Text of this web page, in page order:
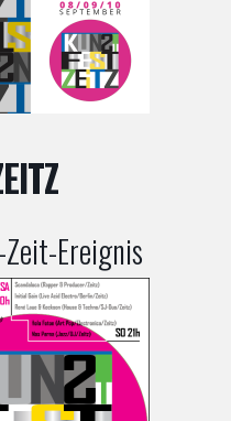
Ereignis